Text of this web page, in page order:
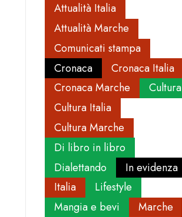
Attualità Italia
Attualità Marche
Comunicati stampa
Cronaca
Cronaca Italia
Cronaca Marche
Cultura
Cultura Italia
Cultura Marche
Di libro in libro
Dialettando
In evidenza
Italia
Lifestyle
Mangia e bevi
Marche